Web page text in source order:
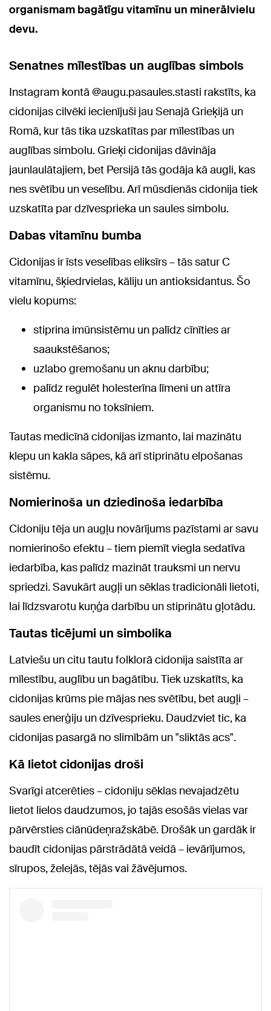
organismam bagātīgu vitamīnu un minerālvielu
devu.
Senatnes mīlestības un auglības simbols
Instagram kontā @augu.pasaules.stasti rakstīts, ka
cidonijas cilvēki iecienījuši jau Senajā Grieķijā un
Romā, kur tās tika uzskatītas par mīlestības un
auglības simbolu. Grieķi cidonijas dāvināja
jaunlaulātajiem, bet Persijā tās godāja kā augli, kas
nes svētību un veselību. Arī mūsdienās cidonija tiek
uzskatīta par dzīvesprieka un saules simbolu.
Dabas vitamīnu bumba
Cidonijas ir īsts veselības eliksīrs – tās satur C
vitamīnu, šķiedrvielas, kāliju un antioksidantus. Šo
vielu kopums:
stiprina imūnsistēmu un palīdz cīnīties ar
saaukstēšanos;
uzlabo gremošanu un aknu darbību;
palīdz regulēt holesterīna līmeni un attīra
organismu no toksīniem.
Tautas medicīnā cidonijas izmanto, lai mazinātu
klepu un kakla sāpes, kā arī stiprinātu elpošanas
sistēmu.
Nomierinoša un dziedinoša iedarbība
Cidoniju tēja un augļu novārījums pazīstami ar savu
nomierinošo efektu – tiem piemīt viegla sedatīva
iedarbība, kas palīdz mazināt trauksmi un nervu
spriedzi. Savukārt augļi un sēklas tradicionāli lietoti,
lai līdzsvarotu kuņģa darbību un stiprinātu gļotādu.
Tautas ticējumi un simbolika
Latviešu un citu tautu folklorā cidonija saistīta ar
mīlestību, auglību un bagātību. Tiek uzskatīts, ka
cidonijas krūms pie mājas nes svētību, bet augļi –
saules enerģiju un dzīvesprieku. Daudzviet tic, ka
cidonijas pasargā no slimībām un "sliktās acs".
Kā lietot cidonijas droši
Svarīgi atcerēties – cidoniju sēklas nevajadzētu
lietot lielos daudzumos, jo tajās esošās vielas var
pārvērsties ciānūdeņražskābē. Drošāk un gardāk ir
baudīt cidonijas pārstrādātā veidā – ievārījumos,
sīrupos, želejās, tējās vai žāvējumos.